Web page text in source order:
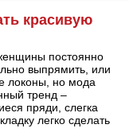
красивую
постоянно
выпрямить, или
локоны, но мода
тренд –
пряди, слегка
легко сделать